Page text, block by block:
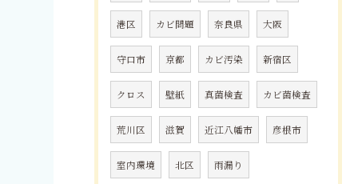
港区 カビ問題 奈良県 大阪
守口市 京都 カビ汚染 新宿区
クロス 壁紙 真菌検査 カビ菌検査
荒川区 滋賀 近江八幡市 彦根市
室内環境 北区 雨漏り